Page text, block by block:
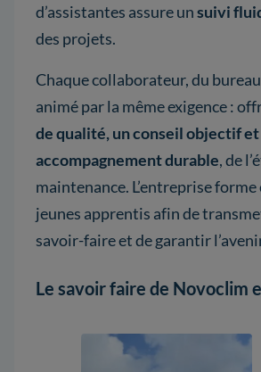
d’assistantes assure unsuivi
des projets.
Chaque collaborateur, du
animé par la même exigence :
de qualité, un conseil objectif
accompagnement durable, de
maintenance. L’entreprise
jeunes apprentis afin de
savoir-faire et de garantir
Le savoir faire de Novoclim